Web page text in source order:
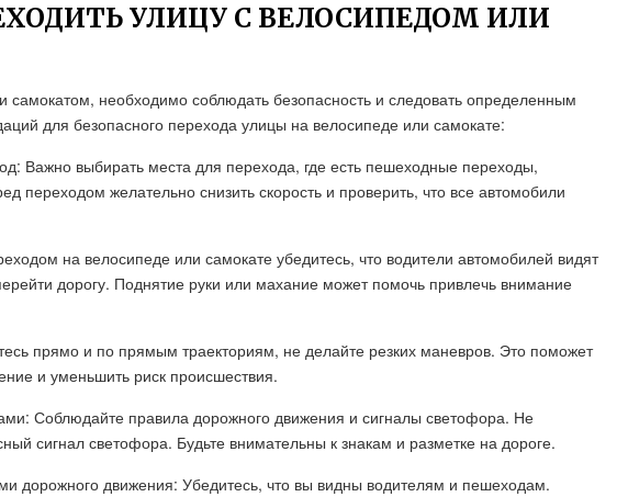
УЛИЦУ С ВЕЛОСИПЕДОМ ИЛИ
самокатом, необходимо соблюдать безопасность и следовать определенным
для безопасного перехода улицы на велосипеде или самокате:
Важно выбирать места для перехода, где есть пешеходные переходы,
переходом желательно снизить скорость и проверить, что все автомобили
на велосипеде или самокате убедитесь, что водители автомобилей видят
дорогу. Поднятие руки или махание может помочь привлечь внимание
прямо и по прямым траекториям, не делайте резких маневров. Это поможет
и уменьшить риск происшествия.
Соблюдайте правила дорожного движения и сигналы светофора. Не
сигнал светофора. Будьте внимательны к знакам и разметке на дороге.
дорожного движения: Убедитесь, что вы видны водителям и пешеходам.